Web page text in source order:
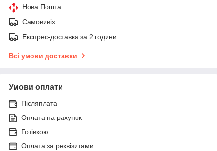
Нова Пошта
Самовивіз
Експрес-доставка за 2 години
Всі умови доставки
Умови оплати
Післяплата
Оплата на рахунок
Готівкою
Оплата за реквізитами